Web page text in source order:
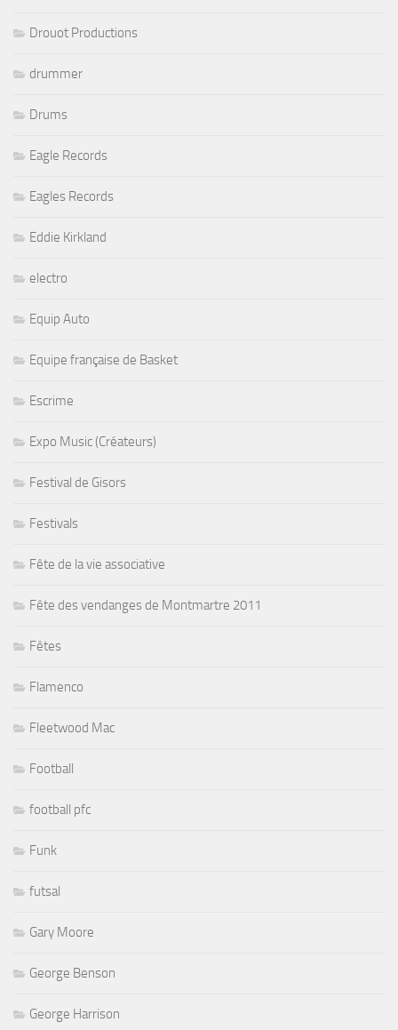
Drouot Productions
drummer
Drums
Eagle Records
Eagles Records
Eddie Kirkland
electro
Equip Auto
Equipe française de Basket
Escrime
Expo Music (Créateurs)
Festival de Gisors
Festivals
Fête de la vie associative
Fête des vendanges de Montmartre 2011
Fêtes
Flamenco
Fleetwood Mac
Football
football pfc
Funk
futsal
Gary Moore
George Benson
George Harrison